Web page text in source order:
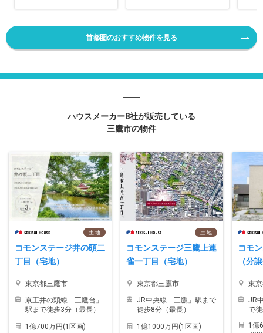
首都圏のおすすめ物件を見る
ハウスメーカー8社が販売している
三鷹市の物件
土 地
コモンステージ井の頭二
丁目（宅地）
東京都三鷹市
京王井の頭線「三鷹台」
駅まで徒歩3分（最長）
1億700万円(1区画)
土 地
コモンステージ三鷹上連
雀一丁目（宅地）
東京都三鷹市
JR中央線「三鷹」駅まで
徒歩8分（最長）
1億1000万円(1区画)
コモ
（分
東
JR
で
1億